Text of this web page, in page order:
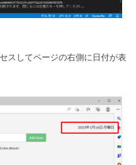
スしてページの右側に日付が表